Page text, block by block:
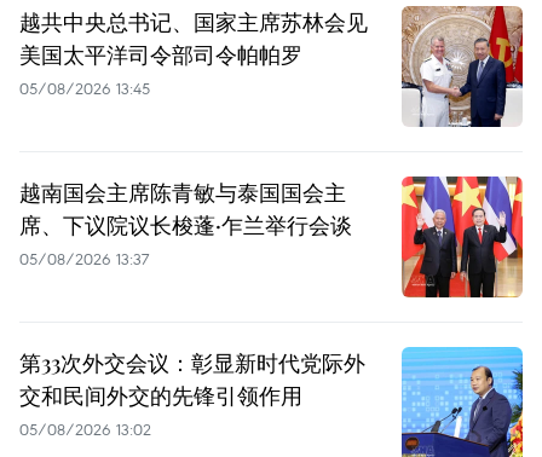
越共中央总书记、国家主席苏林会见
美国太平洋司令部司令帕帕罗
05/08/2026 13:45
越南国会主席陈青敏与泰国国会主
席、下议院议长梭蓬·乍兰举行会谈
05/08/2026 13:37
第33次外交会议：彰显新时代党际外
交和民间外交的先锋引领作用
05/08/2026 13:02